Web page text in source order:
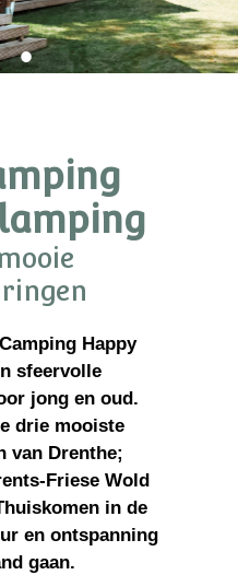
Happy
sfeervolle
jong en oud.
drie mooiste
van Drenthe;
Friese Wold
in de
en ontspanning
gaan.